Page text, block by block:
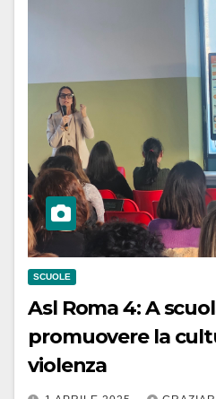
SCUOLE
Asl Roma 4: A
promuovere la
violenza